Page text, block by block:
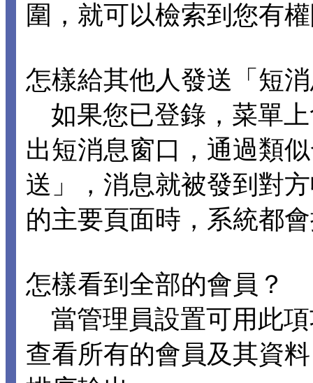
圍，就可以檢索到您有
怎樣給其他人發送「短
如果您已登錄，菜單
出短消息窗口，通過類
送」，消息就被發到對
的主要頁面時，系統都
怎樣看到全部的會員？
當管理員設置可用此
查看所有的會員及其資